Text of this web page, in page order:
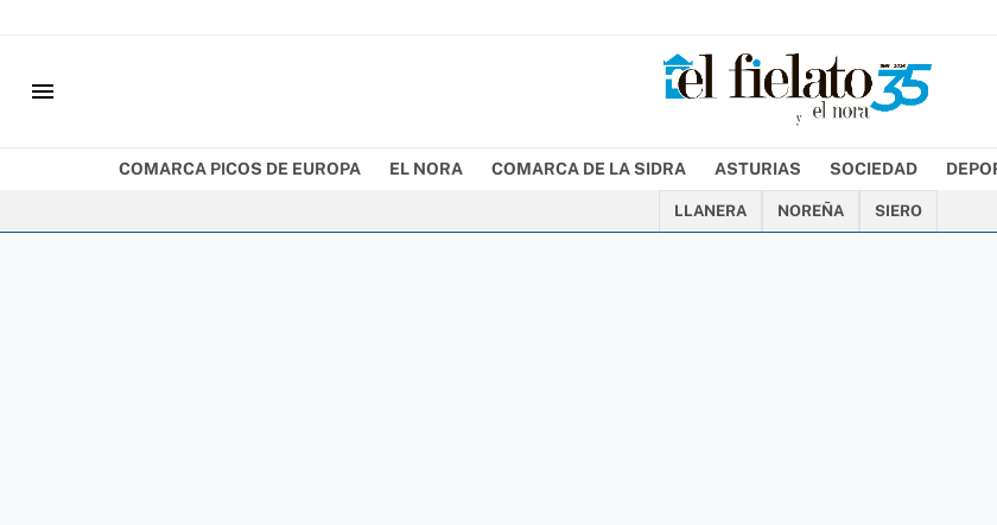
menu
COMARCA PICOS DE EUROPA EL NORA COMARCA DE LA SIDRA ASTURIAS SOCIEDAD
LLANERA NOREÑA SIERO